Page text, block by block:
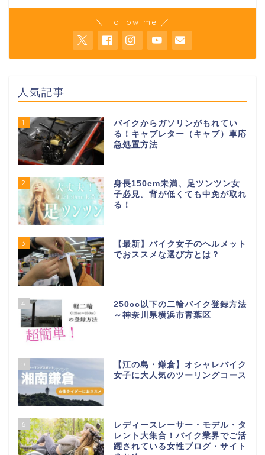
＼ Follow me ／
人気記事
1
バイクからガソリンがもれてい
る！キャブレター（キャブ）車応
急処置方法
2
身長150cm未満、足ツンツン女
子必見。背が低くても中免が取れ
る！
3
【最新】バイク女子のヘルメット
でおススメな選び方とは？
4
250cc以下の二輪バイク登録方法
～神奈川県横浜市青葉区
5
【江の島・鎌倉】オシャレバイク
女子に大人気のツーリングコース
6
レディースレーサー・モデル・タ
レント大集合！バイク業界でご活
躍されている女性ブログ・サイト